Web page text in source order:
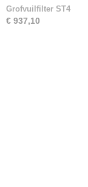
Grofvuilfilter ST4
€ 937,10